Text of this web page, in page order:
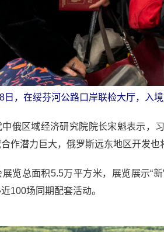
日，在绥芬河公路口岸联检大厅，入
区域经济研究院院长宋魁表示，习
作潜力巨大，俄罗斯远东地区开发
总面积5.5万平方米，展览展示“新
100场同期配套活动。